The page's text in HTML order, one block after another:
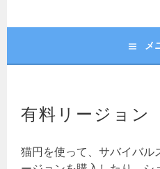
メ
有料リージョン
猫円を使って、サバイバル